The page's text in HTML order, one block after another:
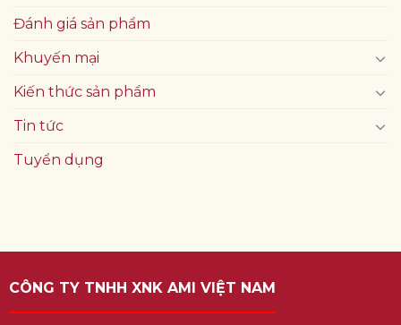
Đánh giá sản phẩm
Khuyến mại
Kiến thức sản phẩm
Tin tức
Tuyển dụng
CÔNG TY TNHH XNK AMI VIỆT NAM